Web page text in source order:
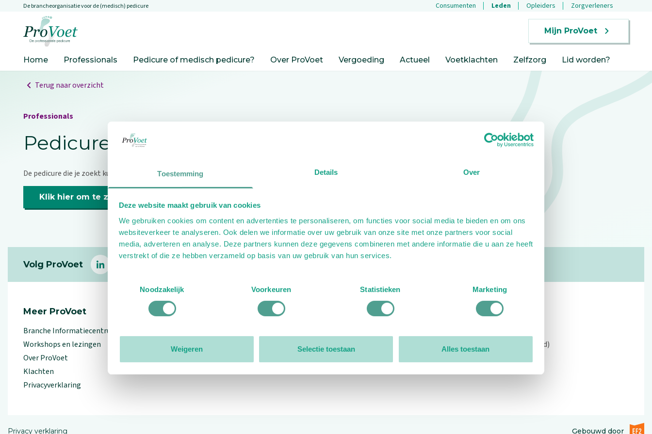
Toestemming Details Over
Deze website maakt gebruik van cookies
We gebruiken cookies om content en advertenties te personaliseren, om functies voor social media te bieden en om ons
websiteverkeer te analyseren. Ook delen we informatie over uw gebruik van onze site met onze partners voor social
media, adverteren en analyse. Deze partners kunnen deze gegevens combineren met andere informatie die u aan ze heeft
verstrekt of die ze hebben verzameld op basis van uw gebruik van hun services.
Noodzakelijk
Voorkeuren Statistieken Marketing
Weigeren Selectie toestaan Alles toestaan
Overslaan en naar de inhoud gaan
De brancheorganisatie voor de (medisch) pedicure Consumenten Leden Opleiders Zorgverleners
Mijn ProVoet
Home Professionals Pedicure of medisch pedicure? Over ProVoet Vergoeding Actueel Voetklachten Zelfzorg Lid worden?
Terug naar overzicht
Professionals
Pedicure niet gevonden
De pedicure die je zoekt kunnen we niet vinden.
Klik hier om te zoeken naar een andere pedicure.
Volg ProVoet
linkedin
Meer ProVoet
Branche Informatiecentrum
Workshops en lezingen
Over ProVoet
Klachten
Privacyverklaring
Organisatie
Open: 09:00 - 12:30 (alleen ochtend)
Privacy verklaring Gebouwd doorEF2